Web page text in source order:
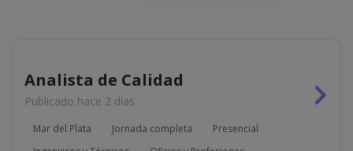
Analista de Calidad
Publicado hace 2 días
Mar del Plata Jornada completa
Presencial